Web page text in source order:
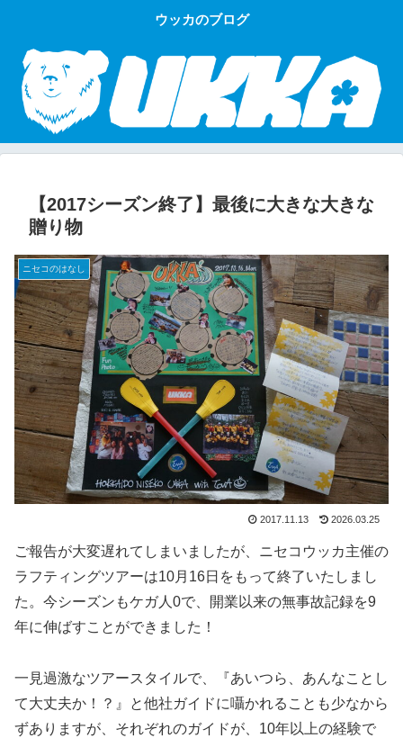
ウッカのブログ
【2017シーズン終了】最後に大きな大きな
贈り物
ニセコのはなし
2017.11.13 2026.03.25
ご報告が大変遅れてしまいましたが、ニセコウッカ主催の
ラフティングツアーは10月16日をもって終了いたしまし
た。今シーズンもケガ人0で、開業以来の無事故記録を9
年に伸ばすことができました！
一見過激なツアースタイルで、『あいつら、あんなことし
て大丈夫か！？』と他社ガイドに囁かれることも少なから
ずありますが、それぞれのガイドが、10年以上の経験で